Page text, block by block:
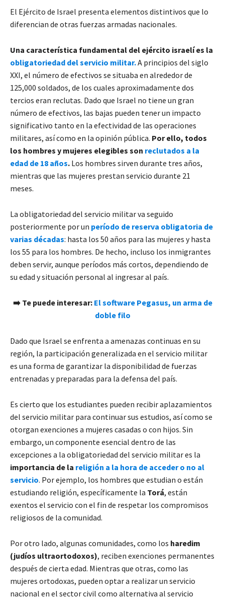
El Ejército de Israel presenta elementos distintivos que lo
diferencian de otras fuerzas armadas nacionales.
Una característica fundamental del ejército israelí es la
obligatoriedad del servicio militar.A principios del siglo
XXI, el número de efectivos se situaba en alrededor de
125,000 soldados, de los cuales aproximadamente dos
tercios eran reclutas. Dado que Israel no tiene un gran
número de efectivos, las bajas pueden tener un impacto
significativo tanto en la efectividad de las operaciones
militares, así como en la opinión pública. Por ello, todos
los hombres y mujeres elegibles son reclutados a la
edad de 18 años. Los hombres sirven durante tres años,
mientras que las mujeres prestan servicio durante 21
meses.
La obligatoriedad del servicio militar va seguido
posteriormente por un período de reserva obligatoria de
varias décadas: hasta los 50 años para las mujeres y hasta
los 55 para los hombres. De hecho, incluso los inmigrantes
deben servir, aunque períodos más cortos, dependiendo de
su edad y situación personal al ingresar al país.
➡️ Te puede interesar: El software Pegasus, un arma de
doble filo
Dado que Israel se enfrenta a amenazas continuas en su
región, la participación generalizada en el servicio militar
es una forma de garantizar la disponibilidad de fuerzas
entrenadas y preparadas para la defensa del país.
Es cierto que los estudiantes pueden recibir aplazamientos
del servicio militar para continuar sus estudios, así como se
otorgan exenciones a mujeres casadas o con hijos. Sin
embargo, un componente esencial dentro de las
excepciones a la obligatoriedad del servicio militar es la
importancia de la religión a la hora de acceder o no al
servicio. Por ejemplo, los hombres que estudian o están
estudiando religión, específicamente la Torá, están
exentos el servicio con el fin de respetar los compromisos
religiosos de la comunidad.
Por otro lado, algunas comunidades, como los haredim
(judíos ultraortodoxos), reciben exenciones permanentes
después de cierta edad. Mientras que otras, como las
mujeres ortodoxas, pueden optar a realizar un servicio
nacional en el sector civil como alternativa al servicio